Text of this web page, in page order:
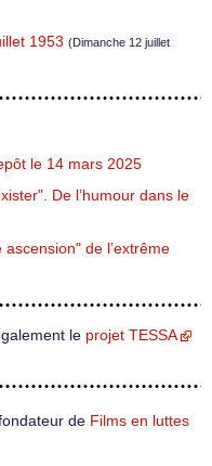
1953 (Dimanche 12 juillet
le 14 mars 2025
De l’humour dans le
de l’extrême
le projet TESSA
de Films en luttes